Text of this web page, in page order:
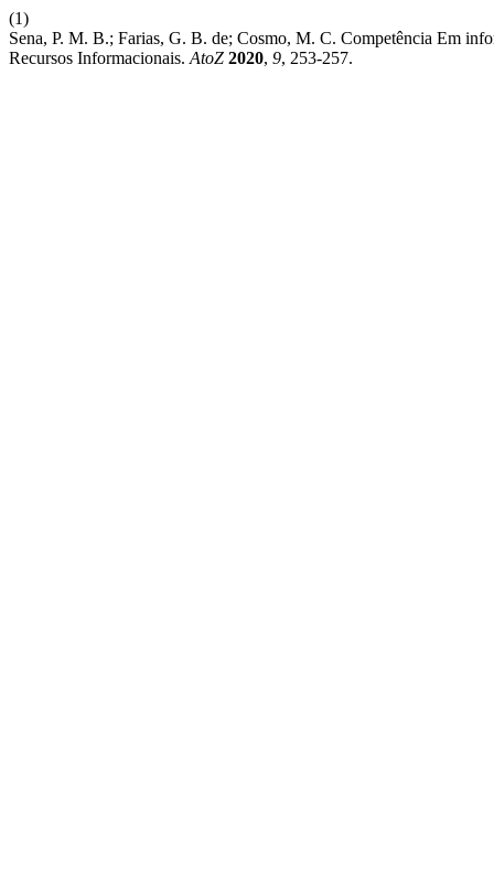
(1)
Sena, P. M. B.; Farias, G. B. de; Cosmo, M. C. Competência Em
Recursos Informacionais. AtoZ 2020, 9, 253-257.